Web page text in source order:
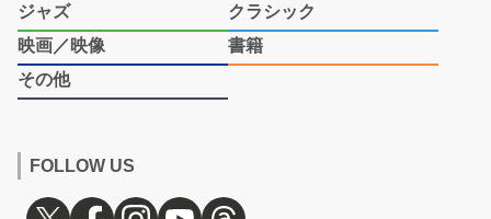
ジャズ
クラシック
映画／映像
書籍
その他
FOLLOW US